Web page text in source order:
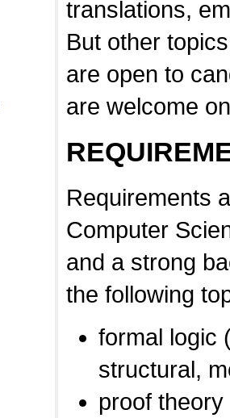
translations,
But other
are open to
are welcome
Requirements
Computer
and a strong
the following
formal logic
structural,
proof